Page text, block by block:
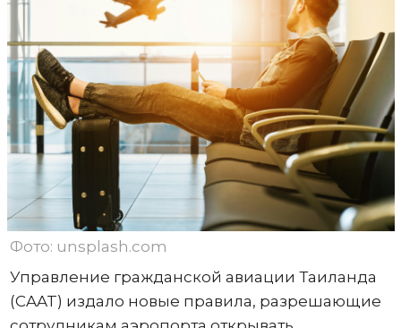
Фото: unsplash.com
Управление гражданской авиации Таиланда
(CAAT) издало новые правила, разрешающие